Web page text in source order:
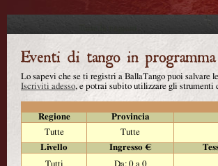
Lo sapevi che se ti registri a BallaTango puoi salvare
Iscriviti adesso, e potrai subito utilizzare gli
Regione
Provincia
Tutte
Tutte
Livello
Ingresso €